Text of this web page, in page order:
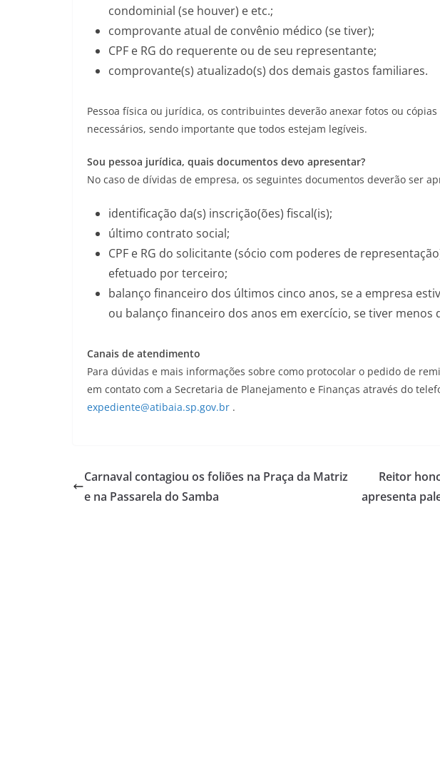
condominial (se houver) e etc.;
comprovante atual de convênio médico (se tiver);
CPF e RG do requerente ou de seu representante;
comprovante(s) atualizado(s) dos demais gastos familiares.
Pessoa física ou jurídica, os contribuintes deverão anexar fotos ou
necessários, sendo importante que todos estejam legíveis.
Sou pessoa jurídica, quais documentos devo apresentar?
No caso de dívidas de empresa, os seguintes documentos deverão ser
identificação da(s) inscrição(ões) fiscal(is);
último contrato social;
CPF e RG do solicitante (sócio com poderes de
efetuado por terceiro;
balanço financeiro dos últimos cinco anos, se a empresa
ou balanço financeiro dos anos em exercício, se tiver menos
Canais de atendimento
Para dúvidas e mais informações sobre como protocolar o pedido de
em contato com a Secretaria de Planejamento e Finanças através do
expediente@atibaia.sp.gov.br .
Carnaval contagiou os foliões na Praça da Matriz
e na Passarela do Samba
Reitor
apresenta